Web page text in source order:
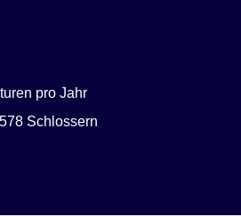
pro Jahr
Schlossern